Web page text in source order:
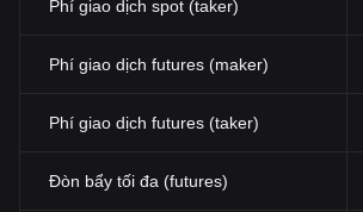
Phí giao dịch spot (taker)
Phí giao dịch futures (maker)
Phí giao dịch futures (taker)
Đòn bẩy tối đa (futures)